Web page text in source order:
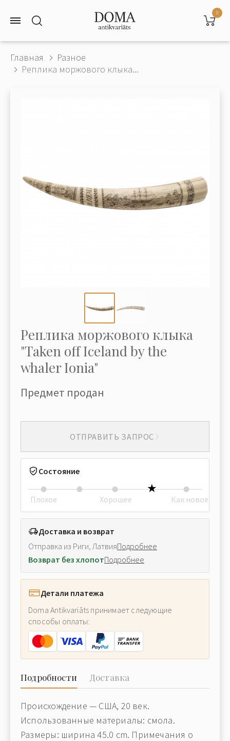
0
Главная
Разное
Реплика моржового клыка...
Реплика моржового клыка
"Taken off Iceland by the
whaler Ionia"
Предмет продан
ОТПРАВИТЬ ЗАПРОС
Состояние
Плохое Хорошее Как новое
Доставка и возврат
Отправка из Риги, ЛатвияПодробнее
Возврат без хлопотПодробнее
Детали платежа
Doma Antikvariāts принимает следующие
способы оплаты:
Подробности Доставка
Происхождение — США, 20 век.
Использованные материалы: смола.
Размеры: ширина 45.0 cm. Примечания о